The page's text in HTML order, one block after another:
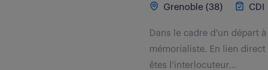
Grenoble (38) CDI
Dans le cadre d'un départ
mémorialiste. En lien
êtes l'interlocuteur...